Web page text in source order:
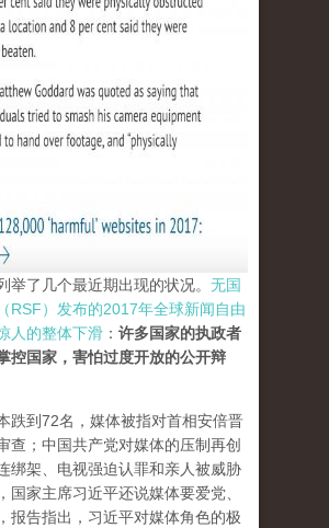
举了几个最近期出现的状况。 无国
RSF）发布的2017年全球新闻自由
人的整体下滑 ： 许多国家的执政者
控国家，害怕过度开放的公开辩
跌到72名，媒体被指对首相安倍晋
查；中国共产党对媒体的压制再创
绑架、电视强迫认罪和亲人被威胁
国家主席习近平还说媒体要爱党、
报告指出，习近平对媒体角色的极